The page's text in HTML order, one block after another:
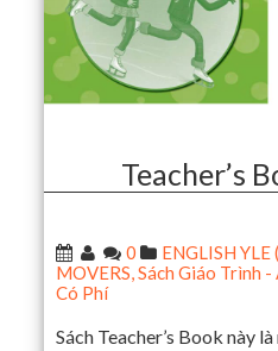
Teacher’s
0 ENGLISH
MOVERS,Sách Giáo Trình -
Có Phí
Sách Teacher’s Book này